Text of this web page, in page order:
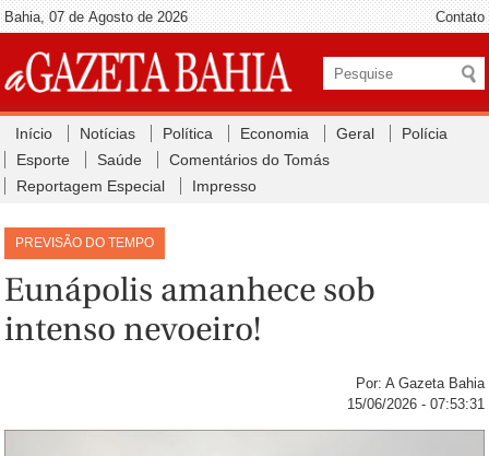
Bahia, 07 de Agosto de 2026 Contato
Início Notícias Política Economia Geral
Polícia
Esporte
Saúde
Comentários do Tomás
Reportagem Especial
Impresso
PREVISÃO DO TEMPO
Eunápolis amanhece sob
intenso nevoeiro!
Por: A Gazeta Bahia
15/06/2026 - 07:53:31